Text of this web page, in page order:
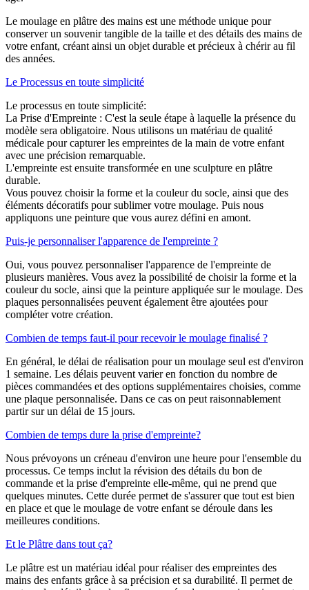
Le moulage en plâtre des mains est une méthode unique pour
conserver un souvenir tangible de la taille et des détails des mains de
votre enfant, créant ainsi un objet durable et précieux à chérir au fil
des années.
Le Processus en toute simplicité
Le processus en toute simplicité:
La Prise d'Empreinte : C'est la seule étape à laquelle la présence du
modèle sera obligatoire. Nous utilisons un matériau de qualité
médicale pour capturer les empreintes de la main de votre enfant
avec une précision remarquable.
L'empreinte est ensuite transformée en une sculpture en plâtre
durable.
Vous pouvez choisir la forme et la couleur du socle, ainsi que des
éléments décoratifs pour sublimer votre moulage. Puis nous
appliquons une peinture que vous aurez défini en amont.
Puis-je personnaliser l'apparence de l'empreinte ?
Oui, vous pouvez personnaliser l'apparence de l'empreinte de
plusieurs manières. Vous avez la possibilité de choisir la forme et la
couleur du socle, ainsi que la peinture appliquée sur le moulage. Des
plaques personnalisées peuvent également être ajoutées pour
compléter votre création.
Combien de temps faut-il pour recevoir le moulage finalisé ?
En général, le délai de réalisation pour un moulage seul est d'environ
1 semaine. Les délais peuvent varier en fonction du nombre de
pièces commandées et des options supplémentaires choisies, comme
une plaque personnalisée. Dans ce cas on peut raisonnablement
partir sur un délai de 15 jours.
Combien de temps dure la prise d'empreinte?
Nous prévoyons un créneau d'environ une heure pour l'ensemble du
processus. Ce temps inclut la révision des détails du bon de
commande et la prise d'empreinte elle-même, qui ne prend que
quelques minutes. Cette durée permet de s'assurer que tout est bien
en place et que le moulage de votre enfant se déroule dans les
meilleures conditions.
Et le Plâtre dans tout ça?
Le plâtre est un matériau idéal pour réaliser des empreintes des
mains des enfants grâce à sa précision et sa durabilité. Il permet de